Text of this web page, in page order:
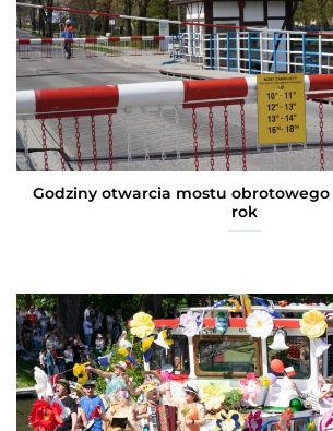
Godziny otwarcia mostu obrotowego
rok